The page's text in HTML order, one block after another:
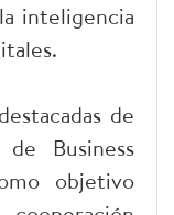
inteligencia
de
Business
objetivo